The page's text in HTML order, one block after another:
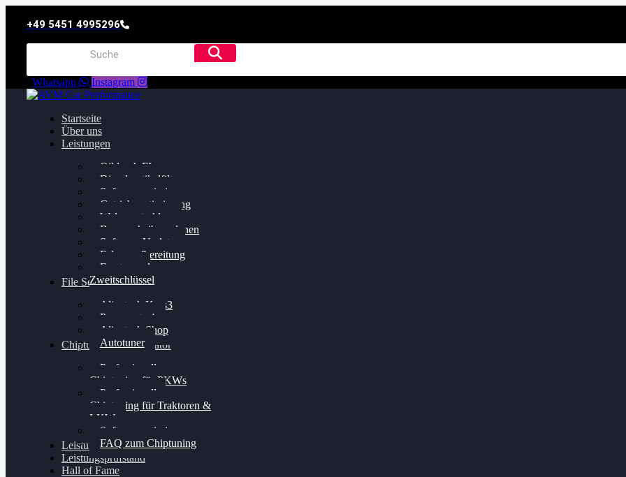
+49 5451 4995296
Whatsapp Instagram
Startseite
Über uns
Leistungen
Oildruck FIx
Dieselpartikelfilter
Softwareoptimierung
Getriebeoptimierung
Walnussstrahlen
Bremsscheiben planen
Software Update
Felgenaufbereitung
Ersatz- und
Zweitschlüssel
File Service
Alientech Kess3
Powergate 4
Alientech Shop
Autotuner
Chiptuning Konfigurator
Professionelles
Chiptuning für PKWs
Professionelles
Chiptuning für Traktoren &
LKW
Softwareoptimierung
FAQ zum Chiptuning
Leistungsmessung
Leistungsprüfstand
Hall of Fame